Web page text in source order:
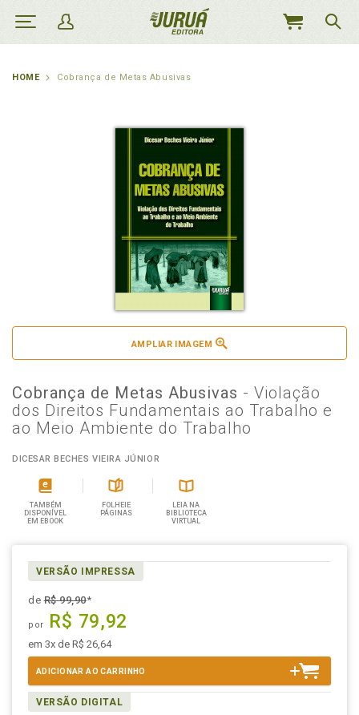
MEU
HOME Cobrança de Metas Abusivas
AMPLIAR IMAGEM
Cobrança de Metas Abusivas - Violação
dos Direitos Fundamentais ao Trabalho e
ao Meio Ambiente do Trabalho
DICESAR BECHES VIEIRA JÚNIOR
TAMBÉM
DISPONÍVEL
EM EBOOK
FOLHEIE
PÁGINAS
LEIA NA
BIBLIOTECA
VIRTUAL
VERSÃO IMPRESSA
deR$ 99,90*
por R$ 79,92
em 3x de R$ 26,64
ADICIONAR AO CARRINHO
VERSÃO DIGITAL